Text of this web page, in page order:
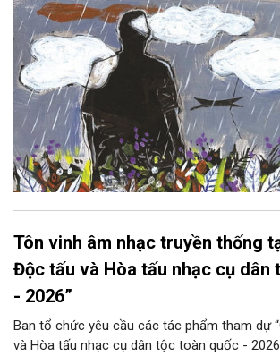
Tôn vinh âm nhạc truyền thống
Độc tấu và Hòa tấu nhạc cụ dân
- 2026”
Ban tổ chức yêu cầu các tác phẩm tham dự
và Hòa tấu nhạc cụ dân tộc toàn quốc -